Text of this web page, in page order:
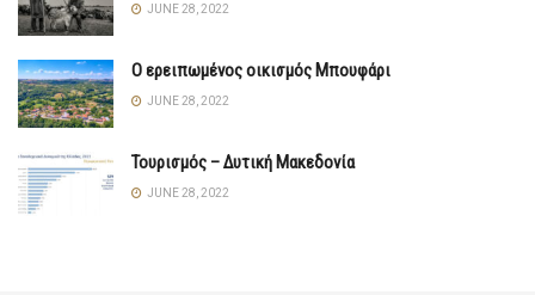
JUNE 28, 2022
Ο ερειπωμένος οικισμός Μπουφάρι
JUNE 28, 2022
Τουρισμός – Δυτική Μακεδονία
JUNE 28, 2022